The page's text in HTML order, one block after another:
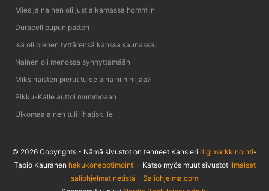
Mies ja nainen oli just alkamassa hommiin
Duracell pupun patteri
Isä oli pienen tyttärensä kanssa saunassa.
Nainen oli menossa synnyttämään
Miks naisten pierut tulee aina niin hiljaa?
Pikku-Kalle auttoi mummoaan
Ulkomaalainen tuli lihatiskille
© 2026 Copyrights - Nämä sivustot on tehneet Kansleri digimarkkinointi-
Tapio Kauranen hakukoneoptimointi - Katso myös muut sivustot Ilmaiset
saliohjelmat netistä - Saliohjelma.com